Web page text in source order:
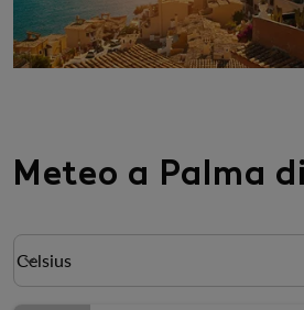
Meteo a Palma
Weather unit option Celsius
Celsius
keyboard_arrow_down